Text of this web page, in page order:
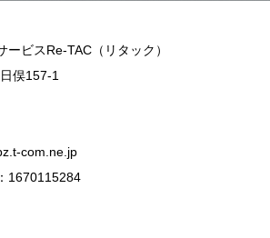
ービスRe-TAC（リタック）
俣157-1
com.ne.jp
1670115284